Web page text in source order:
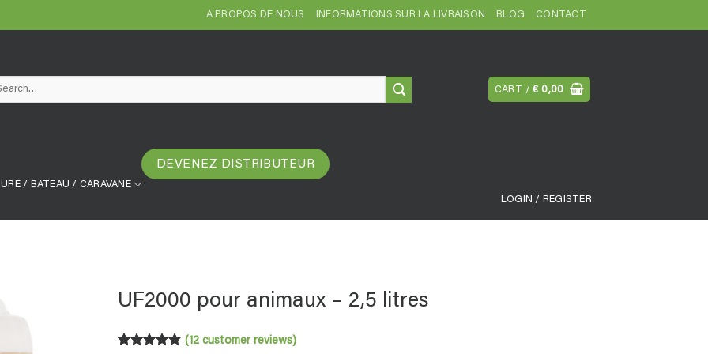
A PROPOS DE NOUS INFORMATIONS SUR LA LIVRAISON BLOG CONTACT
CART /€ 0,00
/ BATEAU / CARAVANE
DEVENEZ DISTRIBUTEUR
LOGIN / REGISTER
UF2000 pour animaux – 2,5 litres
(12customer reviews)